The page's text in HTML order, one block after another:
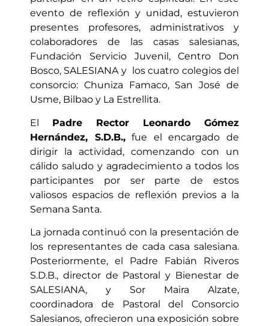
evento de reflexión y unidad, estuvieron
presentes profesores, administrativos y
colaboradores de las casas salesianas,
Fundación Servicio Juvenil, Centro Don
Bosco, SALESIANA y los cuatro colegios del
consorcio: Chuniza Famaco, San José de
Usme, Bilbao y La Estrellita.
El Padre Rector Leonardo Gómez
Hernández, S.D.B.,fue el encargado de
dirigir la actividad, comenzando con un
cálido saludo y agradecimiento a todos los
participantes por ser parte de estos
valiosos espacios de reflexión previos a la
Semana Santa.
La jornada continuó con la presentación de
los representantes de cada casa salesiana.
Posteriormente, el Padre Fabián Riveros
S.D.B., director de Pastoral y Bienestar de
SALESIANA, y Sor Maira Alzate,
coordinadora de Pastoral del Consorcio
Salesianos, ofrecieron una exposición sobre